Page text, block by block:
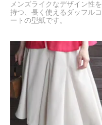
メンズライクなデザイン性を
持つ、長く使えるダッフルコ
ートの型紙です。